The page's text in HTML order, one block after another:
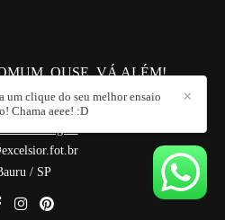
OUSE. VÁ ALÉM!
981820571
/ SP
✕
um clique do seu melhor ensaio
Chama aeee! :D